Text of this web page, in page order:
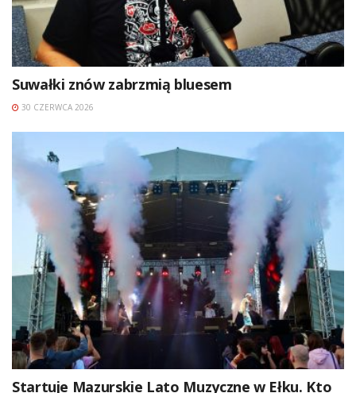
Suwałki znów zabrzmią bluesem
30 CZERWCA 2026
Startuje Mazurskie Lato Muzyczne w Ełku. Kto